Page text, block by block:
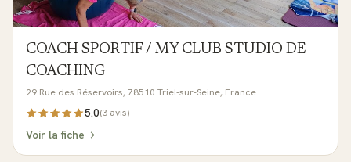
COACH SPORTIF / MY CLUB STUDIO DE
COACHING
29 Rue des Réservoirs, 78510 Triel-sur-Seine, France
5.0(3 avis)
Voir la fiche